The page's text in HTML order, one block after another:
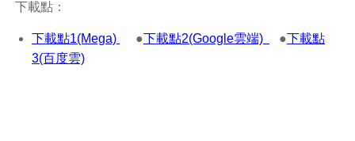
下載點：
下載點1(Mega) ●下載點2(Google雲端) ●下載點
3(百度雲)